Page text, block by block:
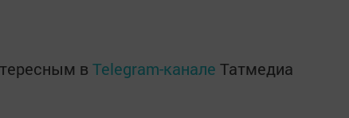
в Telegram-канале Татмедиа